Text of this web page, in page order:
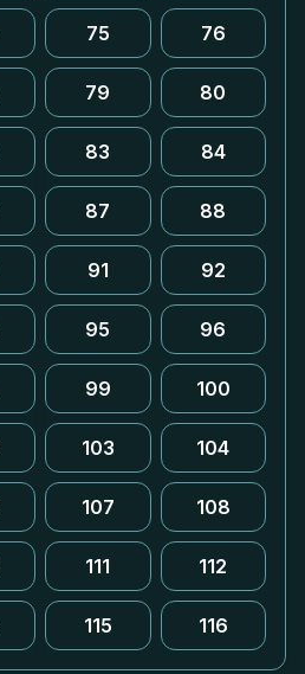
75 76
79 80
83 84
87 88
91 92
95 96
99 100
103 104
107 108
111 112
115 116